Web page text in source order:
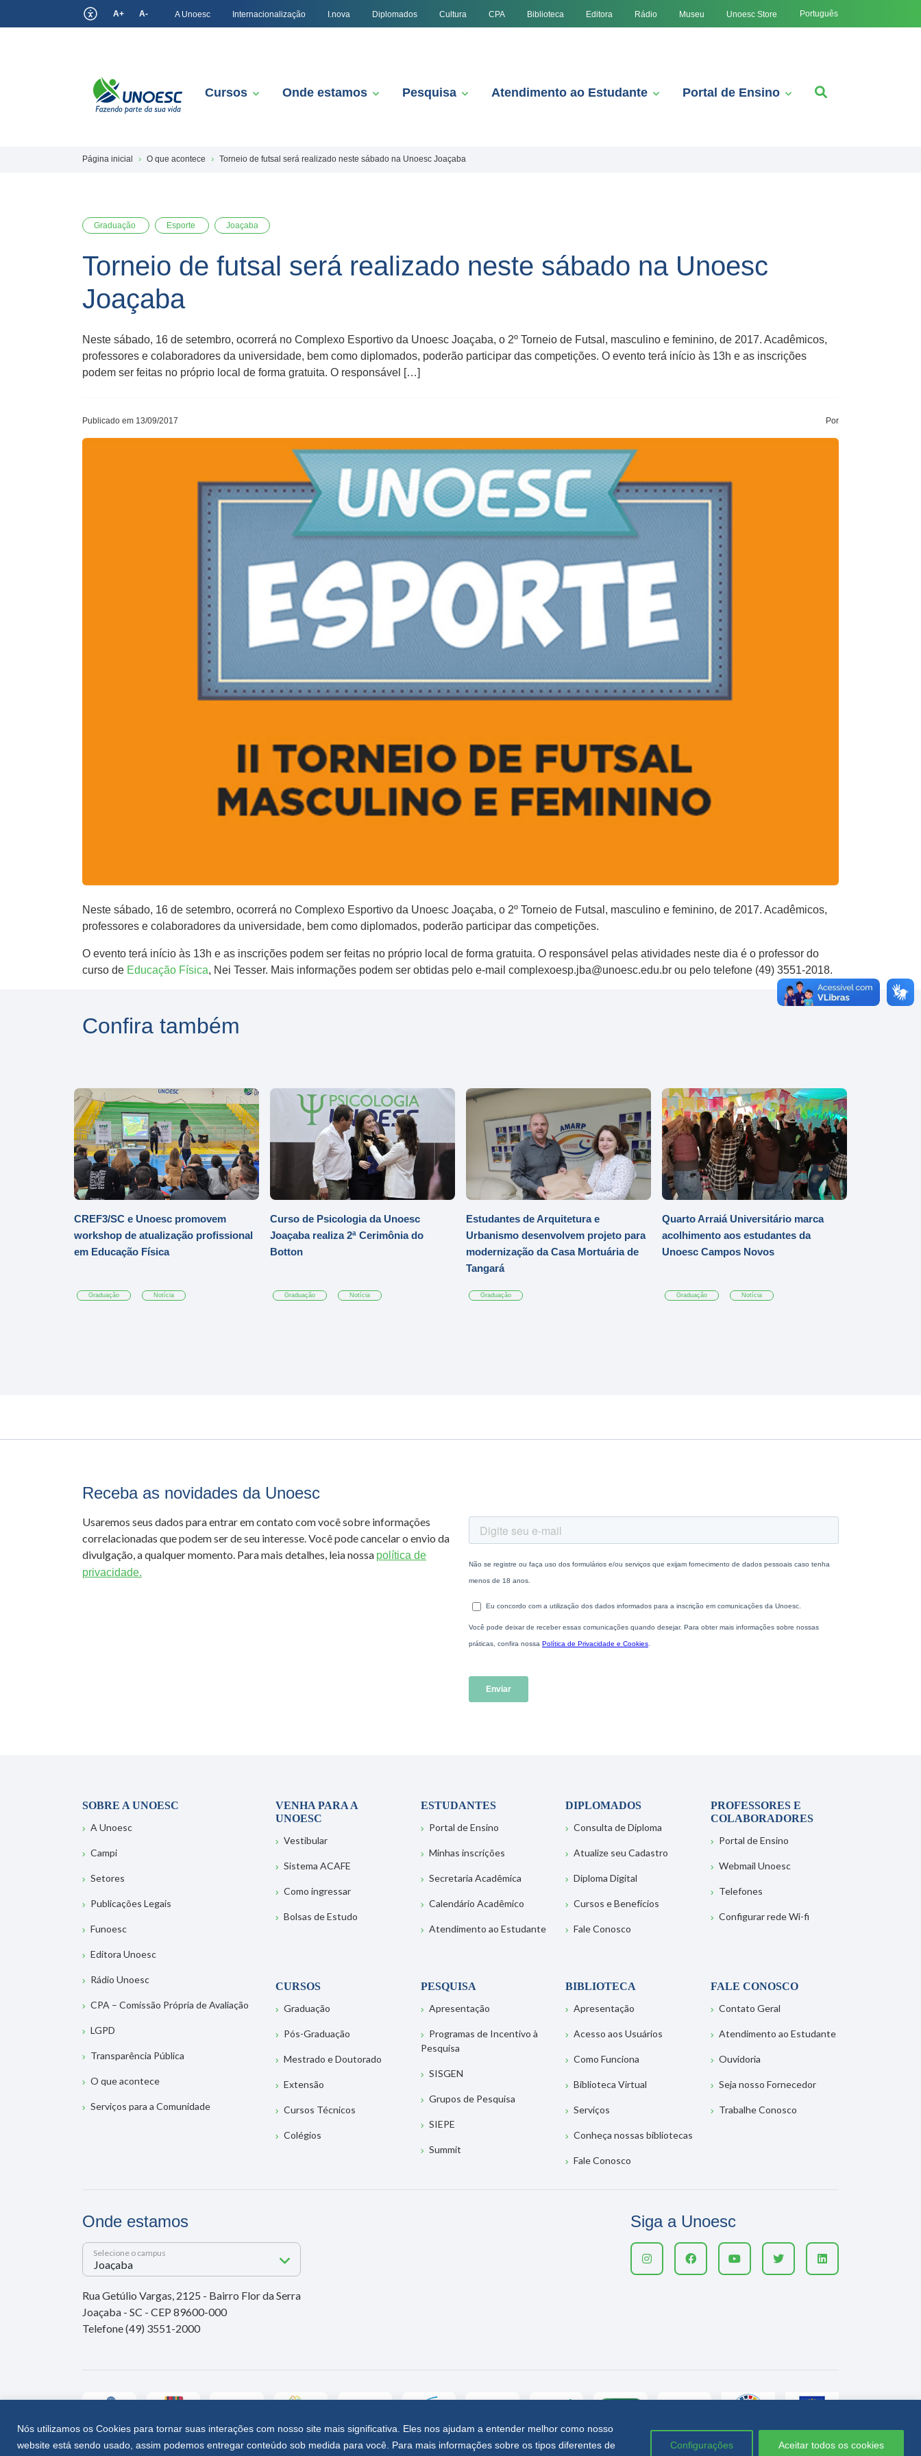
Nós utilizamos os Cookies para tornar suas interações com nosso site mais significativa. Eles nos ajudam a entender melhor como nosso
website está sendo usado, assim podemos entregar conteúdo sob medida para você. Para mais informações sobre os tipos diferentes de
Configurações Aceitar todos os cookies
A+ A- A Unoesc Internacionalização I.nova Diplomados Cultura CPA Biblioteca Editora Rádio Museu Unoesc Store Português
Cursos Onde estamos Pesquisa Atendimento ao Estudante Portal de Ensino
Página inicial O que acontece Torneio de futsal será realizado neste sábado na Unoesc Joaçaba
Graduação Esporte Joaçaba
Torneio de futsal será realizado neste sábado na Unoesc
Joaçaba
Neste sábado, 16 de setembro, ocorrerá no Complexo Esportivo da Unoesc Joaçaba, o 2º Torneio de Futsal, masculino e feminino, de 2017. Acadêmicos,
professores e colaboradores da universidade, bem como diplomados, poderão participar das competições. O evento terá início às 13h e as inscrições
podem ser feitas no próprio local de forma gratuita. O responsável […]
Publicado em 13/09/2017 Por
Neste sábado, 16 de setembro, ocorrerá no Complexo Esportivo da Unoesc Joaçaba, o 2º Torneio de Futsal, masculino e feminino, de 2017. Acadêmicos,
professores e colaboradores da universidade, bem como diplomados, poderão participar das competições.
O evento terá início às 13h e as inscrições podem ser feitas no próprio local de forma gratuita. O responsável pelas atividades neste dia é o professor do
curso de Educação Física, Nei Tesser. Mais informações podem ser obtidas pelo e-mail complexoesp.jba@unoesc.edu.br ou pelo telefone (49) 3551-2018.
Confira também
CREF3/SC e Unoesc promovem
workshop de atualização profissional
em Educação Física
Graduação Notícia
Curso de Psicologia da Unoesc
Joaçaba realiza 2ª Cerimônia do
Botton
Graduação Notícia
Estudantes de Arquitetura e
Urbanismo desenvolvem projeto para
modernização da Casa Mortuária de
Tangará
Graduação
Quarto Arraiá Universitário marca
acolhimento aos estudantes da
Unoesc Campos Novos
Graduação Notícia
Receba as novidades da Unoesc
Usaremos seus dados para entrar em contato com você sobre informações
correlacionadas que podem ser de seu interesse. Você pode cancelar o envio da
divulgação, a qualquer momento. Para mais detalhes, leia nossa política de
privacidade.
SOBRE A UNOESC
A Unoesc
Campi
Setores
Publicações Legais
Funoesc
Editora Unoesc
Rádio Unoesc
CPA – Comissão Própria de Avaliação
LGPD
Transparência Pública
O que acontece
Serviços para a Comunidade
VENHA PARA A
UNOESC
Vestibular
Sistema ACAFE
Como ingressar
Bolsas de Estudo
ESTUDANTES
Portal de Ensino
Minhas inscrições
Secretaria Acadêmica
Calendário Acadêmico
Atendimento ao Estudante
DIPLOMADOS
Consulta de Diploma
Atualize seu Cadastro
Diploma Digital
Cursos e Benefícios
Fale Conosco
PROFESSORES E
COLABORADORES
Portal de Ensino
Webmail Unoesc
Telefones
Configurar rede Wi-fi
CURSOS
Graduação
Pós-Graduação
Mestrado e Doutorado
Extensão
Cursos Técnicos
Colégios
PESQUISA
Apresentação
Programas de Incentivo à
Pesquisa
SISGEN
Grupos de Pesquisa
SIEPE
Summit
BIBLIOTECA
Apresentação
Acesso aos Usuários
Como Funciona
Biblioteca Virtual
Serviços
Conheça nossas bibliotecas
Fale Conosco
FALE CONOSCO
Contato Geral
Atendimento ao Estudante
Ouvidoria
Seja nosso Fornecedor
Trabalhe Conosco
Onde estamos
Selecione o campus
Rua Getúlio Vargas, 2125 - Bairro Flor da Serra
Joaçaba - SC - CEP 89600-000
Telefone (49) 3551-2000
Siga a Unoesc
Unoesc © 2026 - Todos os direitos reservados Política de privacidade